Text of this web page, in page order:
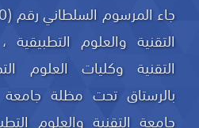
التقنية والعلوم
التقنية وكليات العلوم
بالرستاق تحت مظلة
جامعة التقنية والعلوم